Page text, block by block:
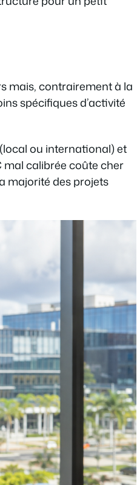
mais, contrairement à la
spécifiques d’activité
ou international) et
mal calibrée coûte cher
majorité des projets